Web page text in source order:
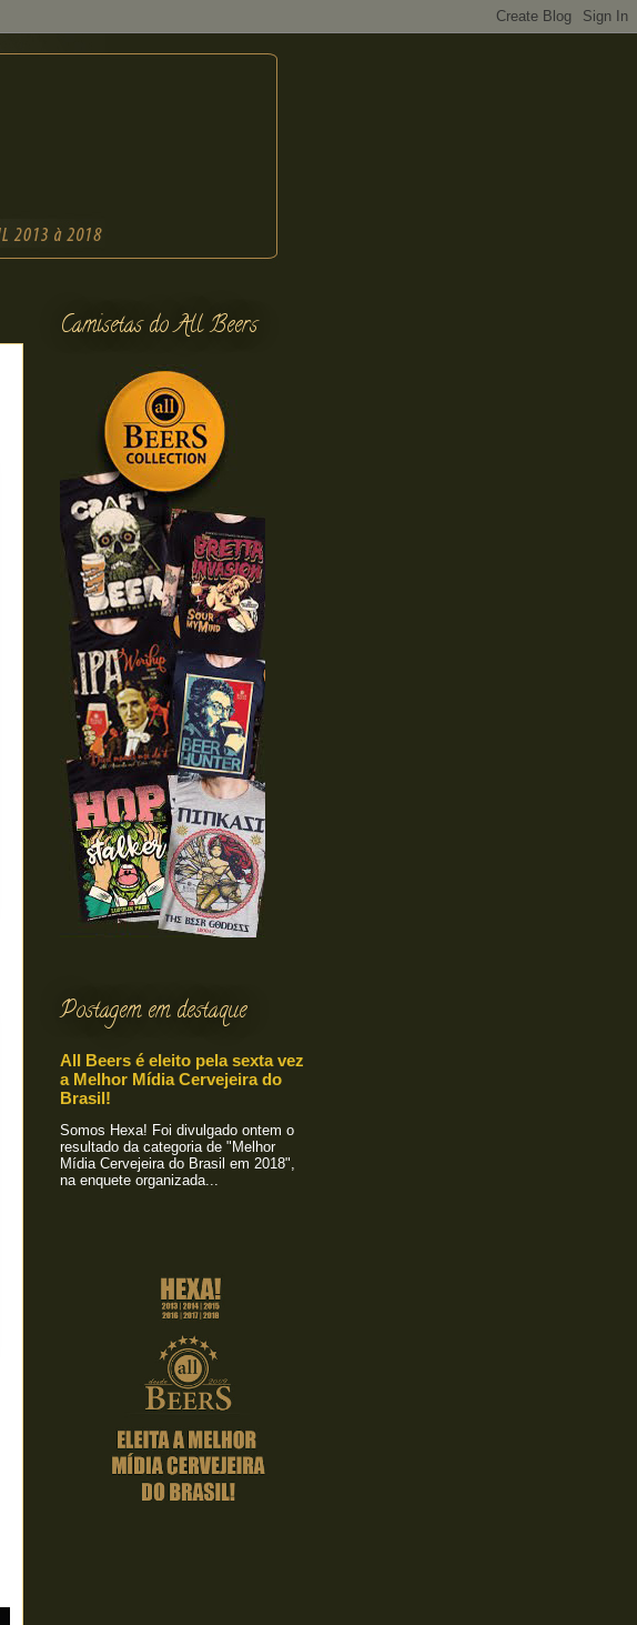
Camisetas do All Beers
Postagem em destaque
All Beers é eleito pela sexta vez
a Melhor Mídia Cervejeira do
Brasil!
Somos Hexa! Foi divulgado ontem o
resultado da categoria de "Melhor
Mídia Cervejeira do Brasil em 2018",
na enquete organizada...